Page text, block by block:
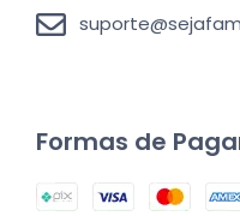
Formas de